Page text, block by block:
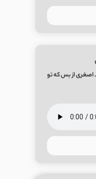
از بس که تو